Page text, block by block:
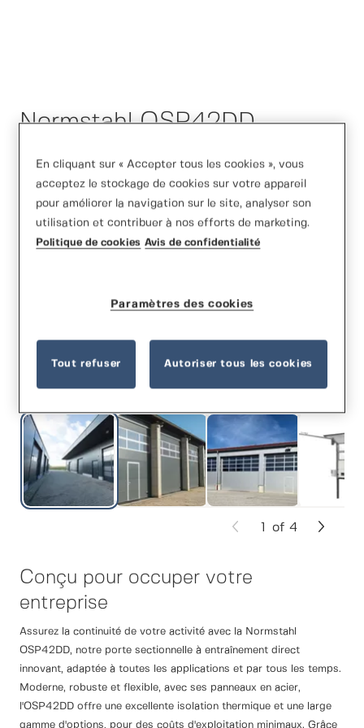
Normstahl OSP42DD
Conçu pour occuper votre
entreprise
Assurez la continuité de votre activité avec la Normstahl
OSP42DD, notre porte sectionnelle à entraînement direct
innovant, adaptée à toutes les applications et par tous les temps.
Moderne, robuste et flexible, avec ses panneaux en acier,
l'OSP42DD offre une excellente isolation thermique et une large
gamme d'options, pour des coûts d'exploitation minimaux. Grâce
of 4
En cliquant sur « Accepter tous les cookies », vous
acceptez le stockage de cookies sur votre appareil
pour améliorer la navigation sur le site, analyser son
utilisation et contribuer à nos efforts de marketing.
Politique de cookies Avis de confidentialité
Paramètres des cookies
Tout refuser Autoriser tous les cookies